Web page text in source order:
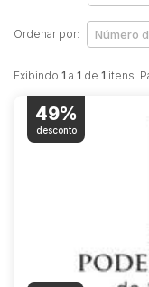
Exibindo 1 a 1 de 1 itens.
Ordenar por:
49%
desconto